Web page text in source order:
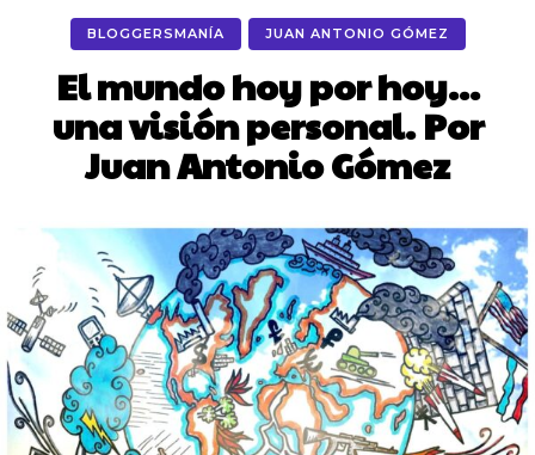
BLOGGERSMANÍA JUAN ANTONIO GÓMEZ
El mundo hoy por hoy…
una visión personal. Por
Juan Antonio Gómez